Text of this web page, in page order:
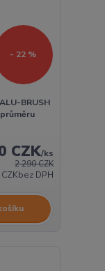
- 22 %
BRUSH
2 290 CZK
CZK/ks
bez DPH